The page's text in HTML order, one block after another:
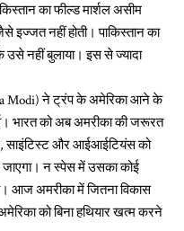
का फील्ड मार्शल असीम
इज्जत नहीं होती। पाकिस्तान का
उसे नहीं बुलाया। इस से ज्यादा
Modi) ने ट्रंप के अमेरिका आने के
भारत को अब अमरीका की जरूरत
साइंटिस्ट और आईआईटियंस को
जाएगा। न स्पेस में उसका कोई
आज अमरीका में जितना विकास
को बिना हथियार खत्म करने